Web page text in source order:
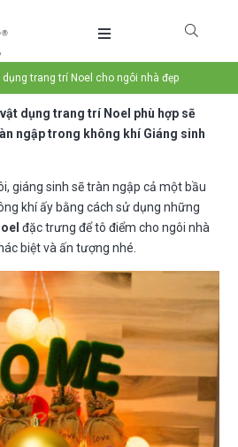
trang trí Noel cho ngôi nhà đẹp
dụng trang trí Noel phù hợp sẽ
ngập trong không khí Giáng sinh
giáng sinh sẽ tràn ngập cả một bầu
khí ấy bằng cách sử dụng những
đặc trưng để tô điểm cho ngôi nhà
biệt và ấn tượng nhé.